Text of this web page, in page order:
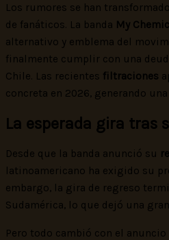
Los rumores se han
de fanáticos. La banda My
alternativo y emblema del
finalmente cumplir con una
Chile. Las recientes filtraciones
concreta en 2026, generando
La esperada gira tras
Desde que la banda anunció su
latinoamericano ha exigido su
embargo, la gira de regreso
Sudamérica, lo que dejó una
Pero todo cambió con el